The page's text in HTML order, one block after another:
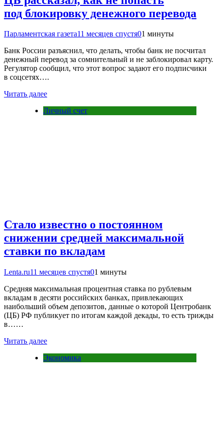
под блокировку денежного перевода
Парламентская газета11 месяцев спустя01 минуты
Банк России разъяснил, что делать, чтобы банк не посчитал
денежный перевод за сомнительный и не заблокировал карту.
Регулятор сообщил, что этот вопрос задают его подписчики
в соцсетях….
Читать далее
Личный счет
Стало известно о постоянном
снижении средней максимальной
ставки по вкладам
Lenta.ru11 месяцев спустя01 минуты
Средняя максимальная процентная ставка по рублевым
вкладам в десяти российских банках, привлекающих
наибольший объем депозитов, данные о которой Центробанк
(ЦБ) РФ публикует по итогам каждой декады, то есть трижды
в……
Читать далее
Экономика